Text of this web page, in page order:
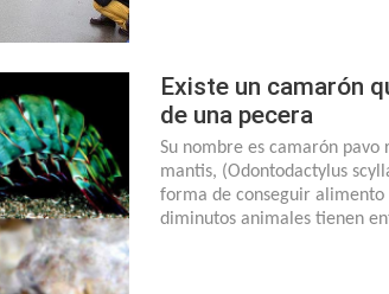
Existe un camarón
de una pecera
Su nombre es camarón pavo
mantis, (Odontodactylus
forma de conseguir alimento
diminutos animales tienen